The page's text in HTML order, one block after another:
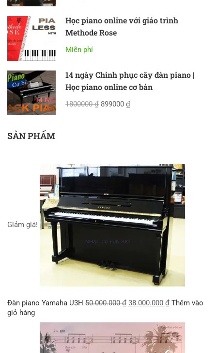
Học piano online với giáo trình
Methode Rose
Miễn phí
14 ngày Chinh phục cây đàn piano |
Học piano online cơ bản
1800000 ₫ 899000 ₫
SẢN PHẨM
Giảm giá!
Đàn piano Yamaha U3H 50.000.000₫ 38.000.000 ₫ Thêm vào
giỏ hàng